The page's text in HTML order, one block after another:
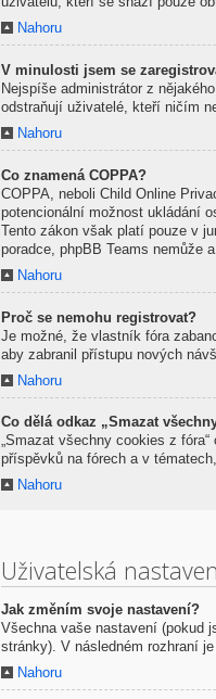
Nahoru
V minulosti jsem se
Nejspíše administrátor z
odstraňují uživatelé, kteří ničím
Nahoru
Co znamená COPPA?
COPPA, neboli Child Online
potencionální možnost ukládání
Tento zákon však platí pouze v
poradce, phpBB Teams nemůže
Nahoru
Proč se nemohu registrovat?
Je možné, že vlastník fóra
aby zabranil přístupu nových
Nahoru
Co dělá odkaz „Smazat
„Smazat všechny cookies z
příspěvků na fórech a v
Nahoru
Uživatelská
Jak změním svoje nastavení?
Všechna vaše nastavení (pokud
stránky). V následném rozhraní
Nahoru